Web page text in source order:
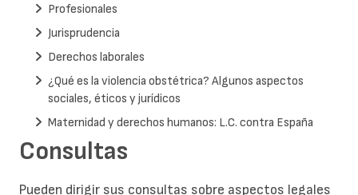
Consultas
Pueden dirigir sus consultas sobre aspectos legales
Profesionales
Jurisprudencia
Derechos laborales
¿Qué es la violencia obstétrica? Algunos aspectos
sociales, éticos y jurídicos
Maternidad y derechos humanos: L.C. contra España